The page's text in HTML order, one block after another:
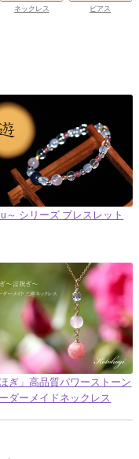
ネックレス ピアス
～ シリーズ ブレスレット
ほぎ」高品質パワーストーン
ダーメイドネックレス